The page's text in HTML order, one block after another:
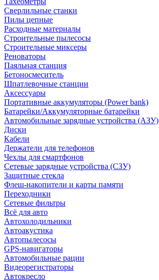
Сверлильные станки
Пилы цепные
Расходные материалы
Строительные пылесосы
Строительные миксеры
Реноваторы
Паяльная станция
Бетоносмеситель
Шпатлевочные станции
Аксессуары
Портативные аккумуляторы (Power bank)
Батарейки/Аккумуляторные батарейки
Автомобильные зарядные устройства (АЗУ)
Диски
Кабели
Держатели для телефонов
Чехлы для смартфонов
Сетевые зарядные устройства (СЗУ)
Защитные стекла
Флеш-накопители и карты памяти
Переходники
Сетевые фильтры
Всё для авто
Автохолодильники
Автоакустика
Автопылесосы
GPS-навигаторы
Автомобильные рации
Видеорегистраторы
Автокресло